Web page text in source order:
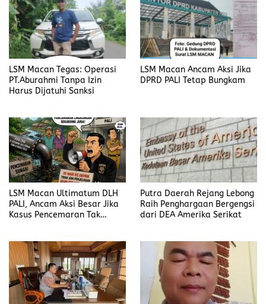
LSM Macan Tegas: Operasi
PT.Aburahmi Tanpa Izin
Harus Dijatuhi Sanksi
LSM Macan Ancam Aksi Jika
DPRD PALI Tetap Bungkam
LSM Macan Ultimatum DLH
PALI, Ancam Aksi Besar Jika
Kasus Pencemaran Tak
Putra Daerah Rejang Lebong
Raih Penghargaan Bergengsi
dari DEA Amerika Serikat